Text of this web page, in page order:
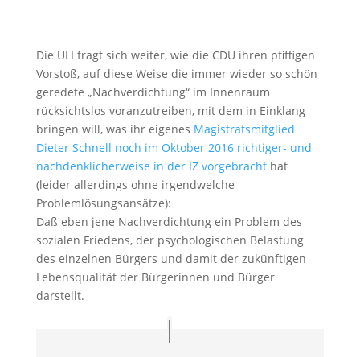
Die ULI fragt sich weiter, wie die CDU ihren pfiffigen
Vorstoß, auf diese Weise die immer wieder so schön
geredete „Nachverdichtung“ im Innenraum
rücksichtslos voranzutreiben, mit dem in Einklang
bringen will, was ihr eigenes Magistratsmitglied
Dieter Schnell noch im Oktober 2016 richtiger- und
nachdenklicherweise in der IZ vorgebrachthat
(leider allerdings ohne irgendwelche
Problemlösungsansätze):
Daß eben jene Nachverdichtung ein Problem des
sozialen Friedens, der psychologischen Belastung
des einzelnen Bürgers und damit der zukünftigen
Lebensqualität der Bürgerinnen und Bürger
darstellt.